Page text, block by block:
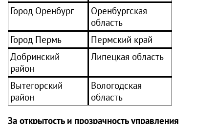
Город Оренбург
Оренбургская
область
Город Пермь
Пермский край
Добринский
район
Липецкая область
Вытегорский
район
Вологодская
область
За открытость и прозрачность управления